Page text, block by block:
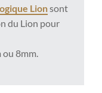
Lionsont
du Lion pour
ou 8mm.